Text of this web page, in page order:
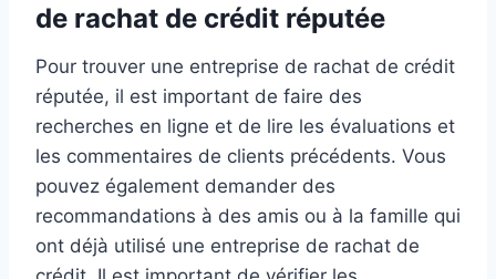
de rachat de crédit réputée
Pour trouver une entreprise de rachat de crédit
réputée, il est important de faire des
recherches en ligne et de lire les évaluations et
les commentaires de clients précédents. Vous
pouvez également demander des
recommandations à des amis ou à la famille qui
ont déjà utilisé une entreprise de rachat de